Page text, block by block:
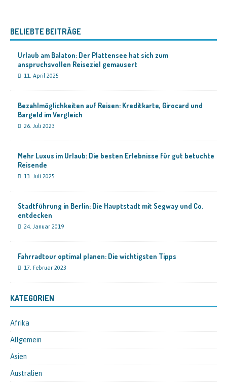
BELIEBTE BEITRÄGE
Urlaub am Balaton: Der Plattensee hat sich zum
anspruchsvollen Reiseziel gemausert
11. April 2025
Bezahlmöglichkeiten auf Reisen: Kreditkarte, Girocard und
Bargeld im Vergleich
26. Juli 2023
Mehr Luxus im Urlaub: Die besten Erlebnisse für gut betuchte
Reisende
13. Juli 2025
Stadtführung in Berlin: Die Hauptstadt mit Segway und Co.
entdecken
24. Januar 2019
Fahrradtour optimal planen: Die wichtigsten Tipps
17. Februar 2023
KATEGORIEN
Afrika
Allgemein
Asien
Australien